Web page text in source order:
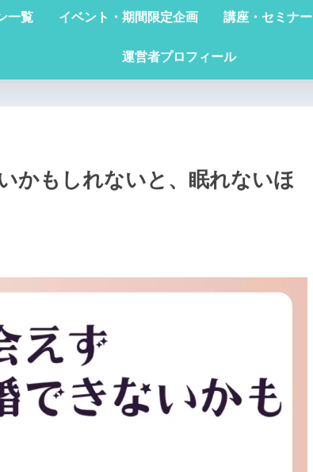
一覧 イベント・期間限定企画 講座・セミナー
運営者プロフィール
かもしれないと、眠れないほ